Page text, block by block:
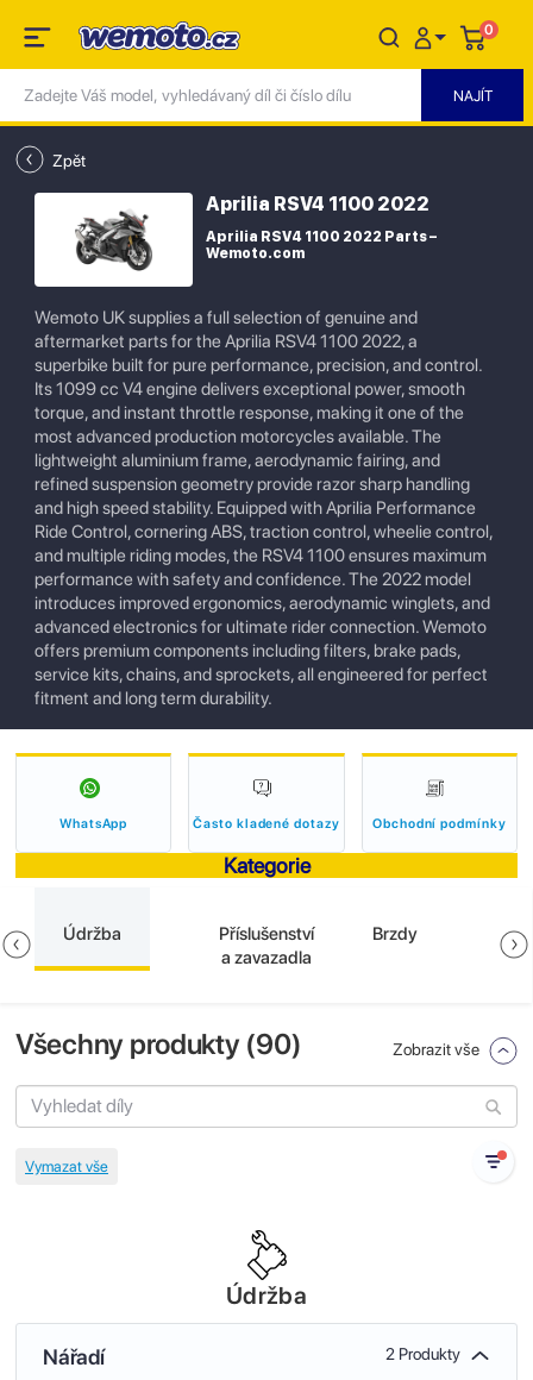
0
Zpět
Aprilia RSV4 1100 2022
Aprilia RSV4 1100 2022 Parts –
Wemoto.com
Wemoto UK supplies a full selection of genuine and
aftermarket parts for the Aprilia RSV4 1100 2022, a
superbike built for pure performance, precision, and control.
Its 1099 cc V4 engine delivers exceptional power, smooth
torque, and instant throttle response, making it one of the
most advanced production motorcycles available. The
lightweight aluminium frame, aerodynamic fairing, and
refined suspension geometry provide razor sharp handling
and high speed stability. Equipped with Aprilia Performance
Ride Control, cornering ABS, traction control, wheelie control,
and multiple riding modes, the RSV4 1100 ensures maximum
performance with safety and confidence. The 2022 model
introduces improved ergonomics, aerodynamic winglets, and
advanced electronics for ultimate rider connection. Wemoto
offers premium components including filters, brake pads,
service kits, chains, and sprockets, all engineered for perfect
fitment and long term durability.
WhatsApp Často kladené dotazy Obchodní podmínky
Kategorie
Údržba
Příslušenství
a zavazadla
Brzdy
Všechny produkty (90) Zobrazit vše
Údržba
Nářadí 2 Produkty